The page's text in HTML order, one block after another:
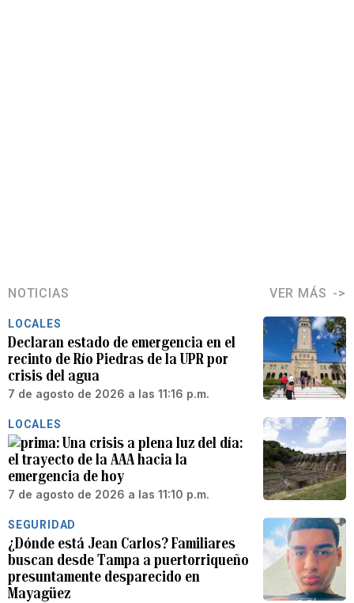
NOTICIAS VER MÁS
LOCALES
Declaran estado de emergencia en el
recinto de Río Piedras de la UPR por
crisis del agua
7 de agosto de 2026 a las 11:16 p.m.
LOCALES
Una crisis a plena luz del día:
el trayecto de la AAA hacia la
emergencia de hoy
7 de agosto de 2026 a las 11:10 p.m.
SEGURIDAD
¿Dónde está Jean Carlos? Familiares
buscan desde Tampa a puertorriqueño
presuntamente desparecido en
Mayagüez